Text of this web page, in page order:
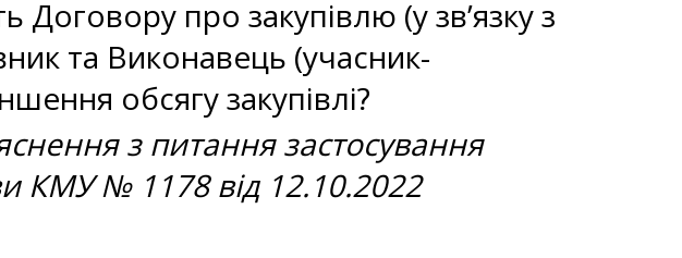
про закупівлю (у зв’язку з
та Виконавець (учасник-
обсягу закупівлі?
з питання застосування
КМУ № 1178 від 12.10.2022